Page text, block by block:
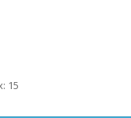
15